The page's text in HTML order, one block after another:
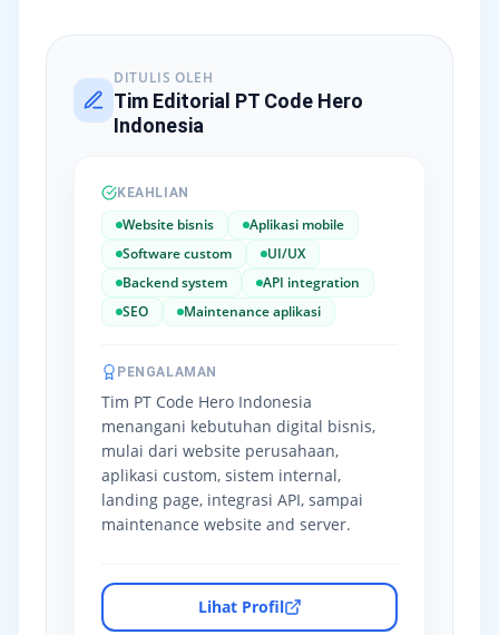
DITULIS OLEH
Tim Editorial PT Code Hero
Indonesia
KEAHLIAN
Website bisnis
Aplikasi mobile
Software custom
UI/UX
Backend system
API integration
SEO
Maintenance aplikasi
PENGALAMAN
Tim PT Code Hero Indonesia
menangani kebutuhan digital bisnis,
mulai dari website perusahaan,
aplikasi custom, sistem internal,
landing page, integrasi API, sampai
maintenance website and server.
Lihat Profil